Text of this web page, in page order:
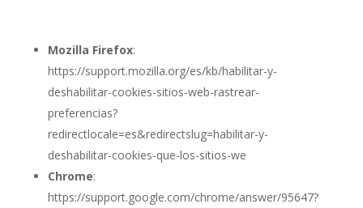
Mozilla Firefox:
https://support.mozilla.org/es/kb/habilitar-y-
deshabilitar-cookies-sitios-web-rastrear-
preferencias?
redirectlocale=es&redirectslug=habilitar-y-
deshabilitar-cookies-que-los-sitios-we
Chrome:
https://support.google.com/chrome/answer/95647?